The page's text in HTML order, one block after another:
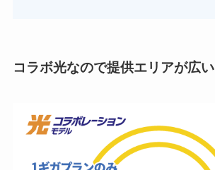
コラボ光なので提供エリアが広い